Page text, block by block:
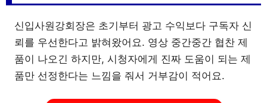
신입사원강회장은 초기부터 광고 수익보다 구독자 신
뢰를 우선한다고 밝혀왔어요. 영상 중간중간 협찬 제
품이 나오긴 하지만, 시청자에게 진짜 도움이 되는 제
품만 선정한다는 느낌을 줘서 거부감이 적어요.